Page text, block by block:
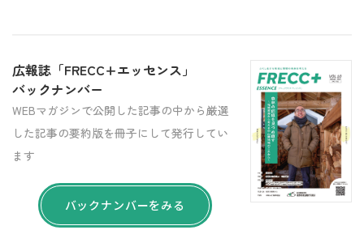
広報誌「FRECC+エッセンス」
バックナンバー
WEBマガジンで公開した記事の中から厳選
した記事の要約版を冊子にして発行してい
ます
バックナンバーをみる